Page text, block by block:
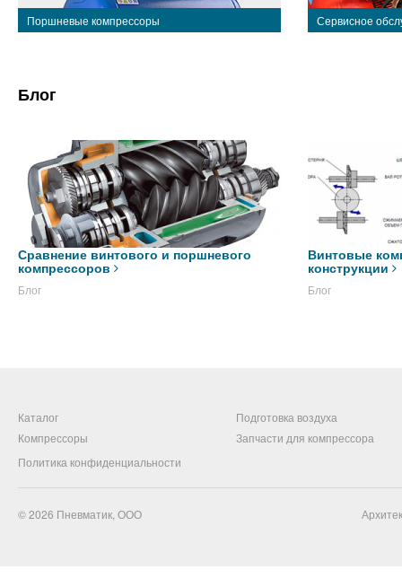
Поршневые компрессоры Сервисное
Блог
Сравнение винтового и поршневого
компрессоров
Блог
Винтовые
конструкции
Блог
Каталог
Компрессоры
Подготовка воздуха
Запчасти для компрессора
Политика конфиденциальности
© 2026 Пневматик, ООО